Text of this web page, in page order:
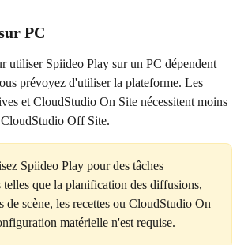
PC
utiliser Spiideo Play sur un PC dépendent
prévoyez d'utiliser la plateforme. Les
et CloudStudio On Site nécessitent moins
CloudStudio Off Site.
Spiideo Play pour des tâches
telles que la planification des diffusions,
de scène, les recettes ou CloudStudio On
matérielle n'est requise.